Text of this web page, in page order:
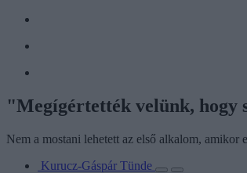
"Megígértették velünk, hogy
Nem a mostani lehetett az első alkalom,
Kurucz-Gáspár Tünde